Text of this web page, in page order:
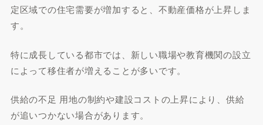
定区域での住宅需要が増加すると、不動産価格が上昇しま
す。
特に成長している都市では、新しい職場や教育機関の設立
によって移住者が増えることが多いです。
供給の不足 用地の制約や建設コストの上昇により、供給
が追いつかない場合があります。